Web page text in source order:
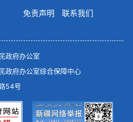
免责声明
联系我们
政府办公室
政府办公室综合保障中心
54号